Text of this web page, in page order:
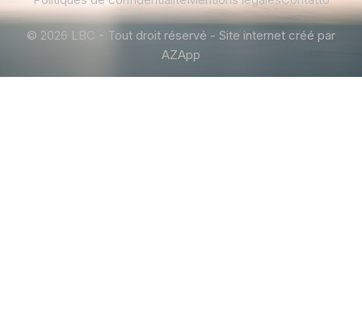
© 2026 LBC - Tout droit réservé - Site internet créé par
AZApp